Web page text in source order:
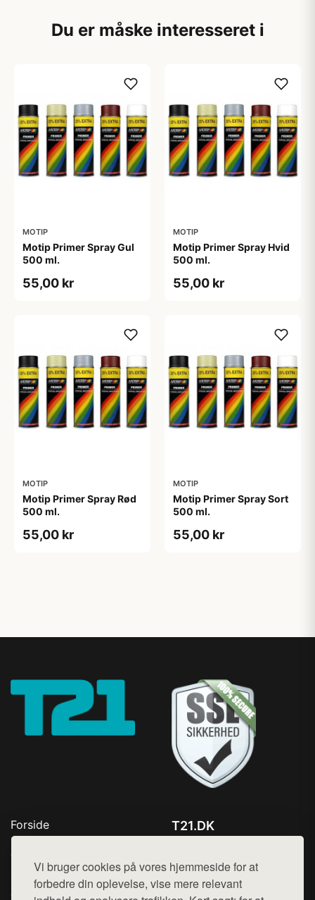
Vi bruger cookies på vores hjemmeside for at
forbedre din oplevelse, vise mere relevant
Du er måske interesseret i
MOTIP
Motip Primer Spray Gul
500 ml.
55,00 kr
MOTIP
Motip Primer Spray Hvid
500 ml.
55,00 kr
MOTIP
Motip Primer Spray Rød
500 ml.
55,00 kr
MOTIP
Motip Primer Spray Sort
500 ml.
55,00 kr
Forside
Produkter
Top Rabatter
Jotun maling
T21.DK
Mail:hej@want.dk